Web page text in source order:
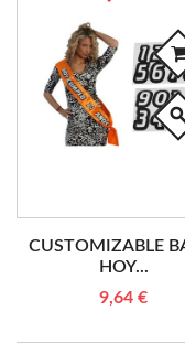
CUSTOMIZABLE
HOY...
9,64 €